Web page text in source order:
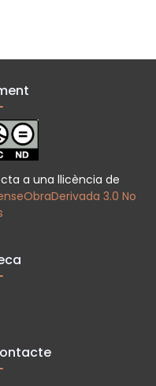
a una llicència de
3.0 No